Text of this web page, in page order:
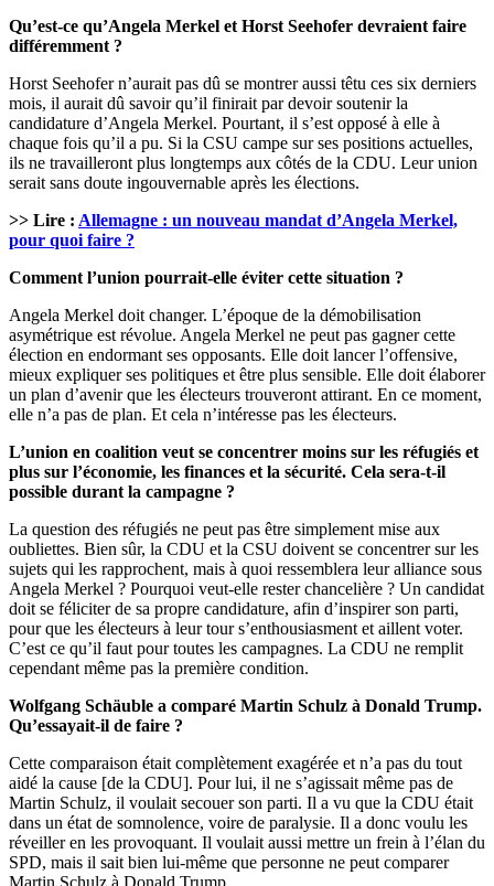
Qu’est-ce qu’Angela Merkel et Horst Seehofer devraient faire
différemment ?
Horst Seehofer n’aurait pas dû se montrer aussi têtu ces six derniers
mois, il aurait dû savoir qu’il finirait par devoir soutenir la
candidature d’Angela Merkel. Pourtant, il s’est opposé à elle à
chaque fois qu’il a pu. Si la CSU campe sur ses positions actuelles,
ils ne travailleront plus longtemps aux côtés de la CDU. Leur union
serait sans doute ingouvernable après les élections.
>> Lire : Allemagne : un nouveau mandat d’Angela Merkel,
pour quoi faire ?
Comment l’union pourrait-elle éviter cette situation ?
Angela Merkel doit changer. L’époque de la démobilisation
asymétrique est révolue. Angela Merkel ne peut pas gagner cette
élection en endormant ses opposants. Elle doit lancer l’offensive,
mieux expliquer ses politiques et être plus sensible. Elle doit élaborer
un plan d’avenir que les électeurs trouveront attirant. En ce moment,
elle n’a pas de plan. Et cela n’intéresse pas les électeurs.
L’union en coalition veut se concentrer moins sur les réfugiés et
plus sur l’économie, les finances et la sécurité. Cela sera-t-il
possible durant la campagne ?
La question des réfugiés ne peut pas être simplement mise aux
oubliettes. Bien sûr, la CDU et la CSU doivent se concentrer sur les
sujets qui les rapprochent, mais à quoi ressemblera leur alliance sous
Angela Merkel ? Pourquoi veut-elle rester chancelière ? Un candidat
doit se féliciter de sa propre candidature, afin d’inspirer son parti,
pour que les électeurs à leur tour s’enthousiasment et aillent voter.
C’est ce qu’il faut pour toutes les campagnes. La CDU ne remplit
cependant même pas la première condition.
Wolfgang Schäuble a comparé Martin Schulz à Donald Trump.
Qu’essayait-il de faire ?
Cette comparaison était complètement exagérée et n’a pas du tout
aidé la cause [de la CDU]. Pour lui, il ne s’agissait même pas de
Martin Schulz, il voulait secouer son parti. Il a vu que la CDU était
dans un état de somnolence, voire de paralysie. Il a donc voulu les
réveiller en les provoquant. Il voulait aussi mettre un frein à l’élan du
SPD, mais il sait bien lui-même que personne ne peut comparer